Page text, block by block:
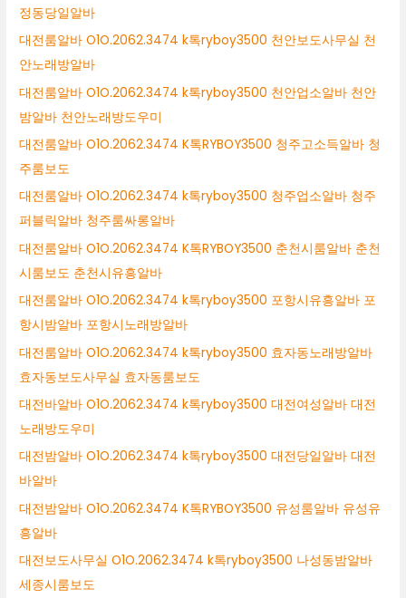
정동당일알바
대전룸알바 O1O.2062.3474 k톡ryboy3500 천안보도사무실 천
안노래방알바
대전룸알바 O1O.2062.3474 k톡ryboy3500 천안업소알바 천안
밤알바 천안노래방도우미
대전룸알바 O1O.2062.3474 K톡RYBOY3500 청주고소득알바 청
주룸보도
대전룸알바 O1O.2062.3474 k톡ryboy3500 청주업소알바 청주
퍼블릭알바 청주룸싸롱알바
대전룸알바 O1O.2062.3474 K톡RYBOY3500 춘천시룸알바 춘천
시룸보도 춘천시유흥알바
대전룸알바 O1O.2062.3474 k톡ryboy3500 포항시유흥알바 포
항시밤알바 포항시노래방알바
대전룸알바 O1O.2062.3474 k톡ryboy3500 효자동노래방알바
효자동보도사무실 효자동룸보도
대전바알바 O1O.2062.3474 k톡ryboy3500 대전여성알바 대전
노래방도우미
대전밤알바 O1O.2062.3474 k톡ryboy3500 대전당일알바 대전
바알바
대전밤알바 O1O.2062.3474 K톡RYBOY3500 유성룸알바 유성유
흥알바
대전보도사무실 O1O.2062.3474 k톡ryboy3500 나성동밤알바
세종시룸보도